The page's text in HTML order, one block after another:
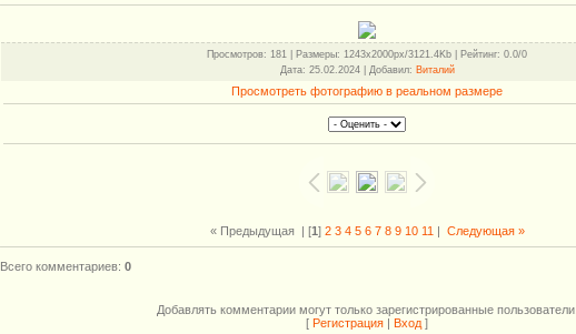
Просмотров: 181 | Размеры: 1243x2000px/3121.4Kb | Рейтинг: 0.0/0
Дата: 25.02.2024 | Добавил: Виталий
Просмотреть фотографию в реальном размере
« Предыдущая| [1] 2 3 4 5 6 7 8 9 10 11 | Следующая »
Всего комментариев: 0
Добавлять комментарии могут только зарегистрированные пользователи.
[ Регистрация Вход ]